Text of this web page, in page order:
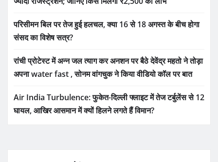
परिसीमन बिल पर तेज हुई हलचल, क्या 16 से 18 अगस्त के बीच होगा
संसद का विशेष सत्र?
रांची प्रोटेस्ट में अन्न जल त्याग कर अनशन पर बैठे देवेंद्र महतो ने तोड़ा
अपना water fast , सोनम वांगचुक ने किया वीडियो कॉल पर बात
Air India Turbulence: फुकेत-दिल्ली फ्लाइट में तेज टर्बुलेंस से 12
घायल, आखिर आसमान में क्यों हिलने लगते हैं विमान?